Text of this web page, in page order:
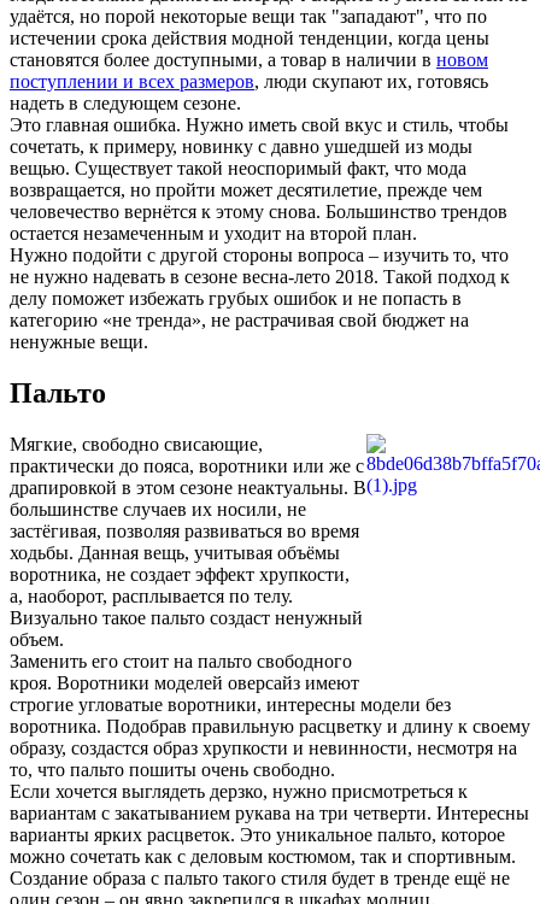
удаётся, но порой некоторые вещи так "западают", что по
истечении срока действия модной тенденции, когда цены
становятся более доступными, а товар в наличии в новом
поступлении и всех размеров, люди скупают их, готовясь
надеть в следующем сезоне.
Это главная ошибка. Нужно иметь свой вкус и стиль, чтобы
сочетать, к примеру, новинку с давно ушедшей из моды
вещью. Существует такой неоспоримый факт, что мода
возвращается, но пройти может десятилетие, прежде чем
человечество вернётся к этому снова. Большинство трендов
остается незамеченным и уходит на второй план.
Нужно подойти с другой стороны вопроса – изучить то, что
не нужно надевать в сезоне весна-лето 2018. Такой подход к
делу поможет избежать грубых ошибок и не попасть в
категорию «не тренда», не растрачивая свой бюджет на
ненужные вещи.
Пальто
Мягкие, свободно свисающие,
практически до пояса, воротники или же с
драпировкой в этом сезоне неактуальны. В
большинстве случаев их носили, не
застёгивая, позволяя развиваться во время
ходьбы. Данная вещь, учитывая объёмы
воротника, не создает эффект хрупкости,
а, наоборот, расплывается по телу.
Визуально такое пальто создаст ненужный
объем.
Заменить его стоит на пальто свободного
кроя. Воротники моделей оверсайз имеют
строгие угловатые воротники, интересны модели без
воротника. Подобрав правильную расцветку и длину к своему
образу, создастся образ хрупкости и невинности, несмотря на
то, что пальто пошиты очень свободно.
Если хочется выглядеть дерзко, нужно присмотреться к
вариантам с закатыванием рукава на три четверти. Интересны
варианты ярких расцветок. Это уникальное пальто, которое
можно сочетать как с деловым костюмом, так и спортивным.
Создание образа с пальто такого стиля будет в тренде ещё не
один сезон – он явно закрепился в шкафах модниц.